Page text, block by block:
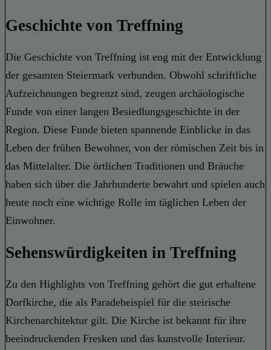
Geschichte von Treffning
Die Geschichte von Treffning ist eng mit der Entwicklung
der gesamten Steiermark verbunden. Obwohl schriftliche
Aufzeichnungen begrenzt sind, zeugen archäologische
Funde von einer langen Besiedlungsgeschichte in der
Region. Diese Funde bieten spannende Einblicke in das
Leben der frühen Bewohner, von der römischen Zeit bis in
das Mittelalter. Die örtlichen Traditionen und Bräuche
haben sich über die Jahrhunderte bewahrt und spielen auch
heute noch eine wichtige Rolle im täglichen Leben der
Einwohner.
Sehenswürdigkeiten in Treffning
Zu den Highlights von Treffning gehört die gut erhaltene
Dorfkirche, die als Paradebeispiel für die steirische
Kirchenarchitektur gilt. Die Kirche ist bekannt für ihre
beeindruckenden Fresken und das kunstvolle Interieur.